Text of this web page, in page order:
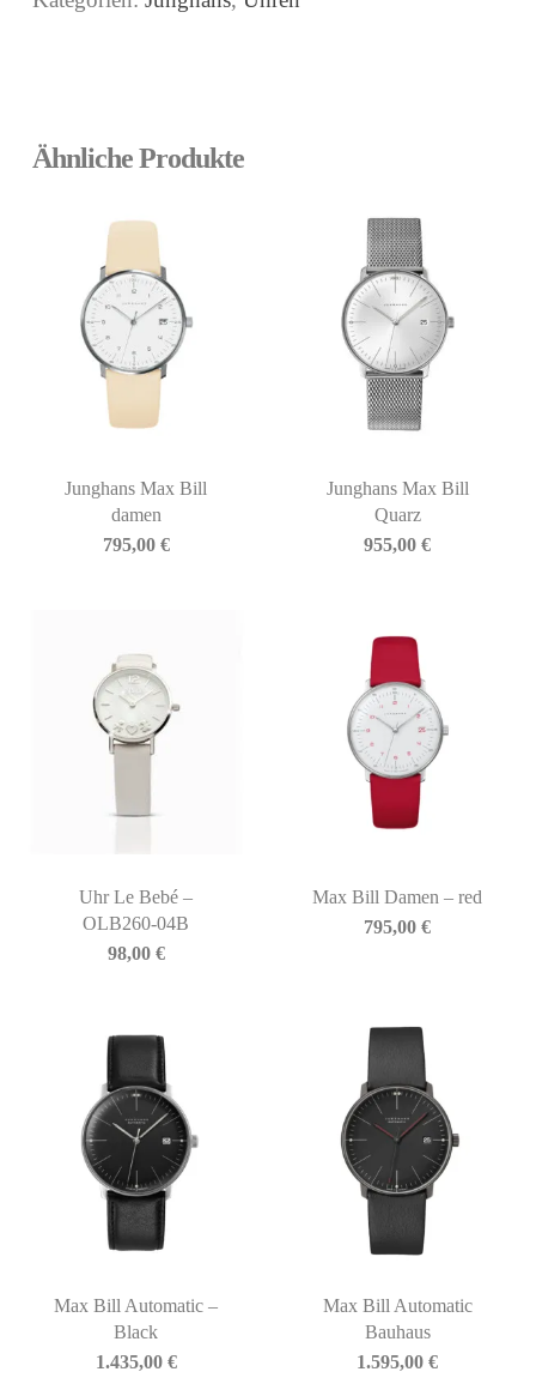
Ähnliche Produkte
Junghans Max Bill
damen
795,00 €
Junghans Max Bill
Quarz
955,00€
Uhr Le Bebé –
OLB260-04B
98,00 €
Max Bill Damen – red
795,00€
Max Bill Automatic –
Black
1.435,00 €
Max Bill Automatic
Bauhaus
1.595,00€